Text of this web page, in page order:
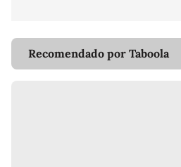
Recomendado por Taboola